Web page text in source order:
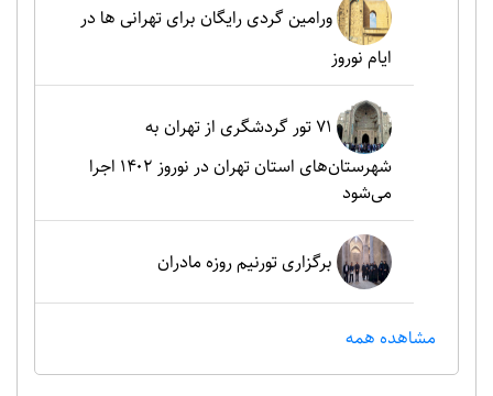
ورامین گردی رایگان برای تهرانی ها در
ایام نوروز
۷۱ تور گردشگری از تهران به
شهرستان‌های استان تهران در نوروز ۱۴۰۲ اجرا
می‌شود
برگزاری تورنیم روزه مادران
مشاهده همه